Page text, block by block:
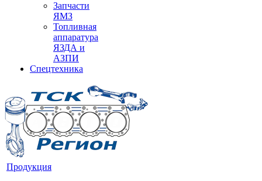
Запчасти
ЯМЗ
Топливная
аппаратура
ЯЗДА и
АЗПИ
Спецтехника
Продукция